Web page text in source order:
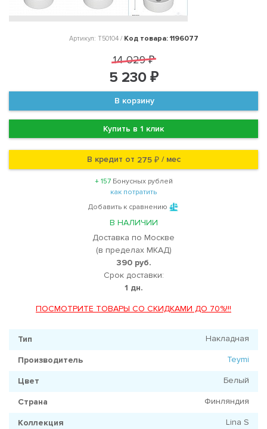
Артикул: T50104 / Код товара: 1196077
14 029 ₽
5 230 ₽
В корзину
Купить в 1 клик
В кредит от 275 ₽/ мес
+ 157Бонусных рублей
как потратить
Добавить к сравнению
В НАЛИЧИИ
Доставка по Москве
(в пределах МКАД)
390 руб.
Срок доставки:
1 дн.
ПОСМОТРИТЕ ТОВАРЫ СО СКИДКАМИ ДО 70%!!!
Тип Накладная
Производитель Teymi
Цвет Белый
Страна Финляндия
Коллекция Lina S